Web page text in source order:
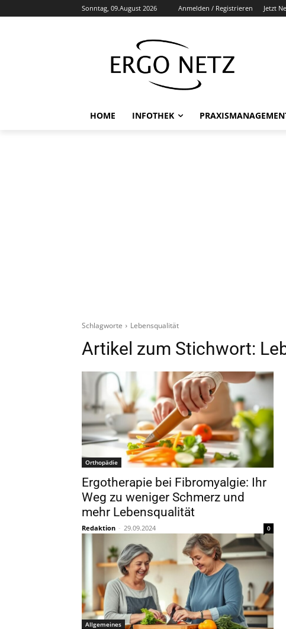
Sonntag, 09.August 2026 Anmelden / Registrieren Jetzt
HOME INFOTHEK
Schlagworte Lebensqualität
Artikel zum Stichwort:
Orthopädie
Ergotherapie bei Fibromyalgie: Ihr
Weg zu weniger Schmerz und
mehr Lebensqualität
Redaktion - 29.09.2024 0
Allgemeines